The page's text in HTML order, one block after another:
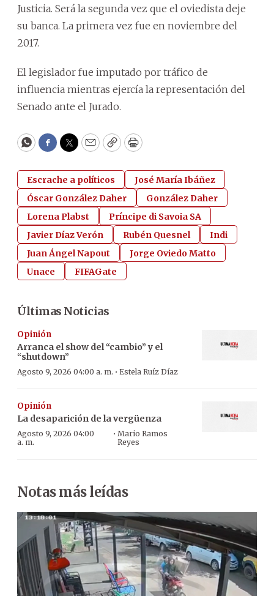
Justicia. Será la segunda vez que el oviedista deje
su banca. La primera vez fue en noviembre del
2017.
El legislador fue imputado por tráfico de
influencia mientras ejercía la representación del
Senado ante el Jurado.
WhatsApp
Facebook
Twitter
EmailCopyPrint
Escrache a políticos
José María Ibáñez
Óscar González Daher
González Daher
Lorena Plabst
Príncipe di Savoia SA
Javier Díaz Verón
Rubén Quesnel
Indi
Juan Ángel Napout
Jorge Oviedo Matto
Unace
FIFAGate
Últimas Noticias
Opinión
Arranca el show del “cambio” y el
“shutdown”
Agosto 9, 2026 04:00 a. m. · Estela Ruíz Díaz
Opinión
La desaparición de la vergüenza
Agosto 9, 2026 04:00
a. m.
· Mario Ramos
Reyes
Notas más leídas